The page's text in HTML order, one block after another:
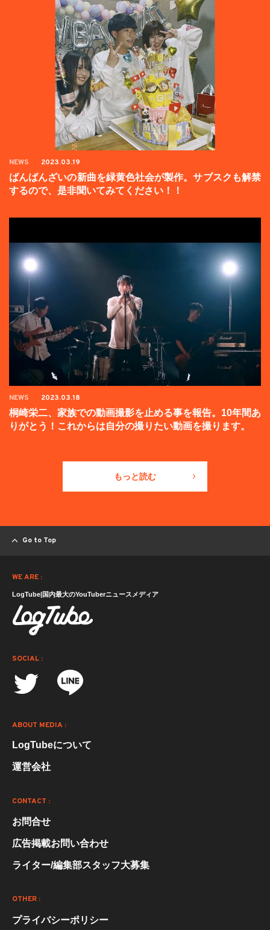
NEWS 2023.03.19
ばんばんざいの新曲を緑黄色社会が製作。サブスクも解禁
するので、是非聞いてみてください！！
NEWS 2023.03.18
桐崎栄二、家族での動画撮影を止める事を報告。10年間あ
りがとう！これからは自分の撮りたい動画を撮ります。
もっと読む
Go to Top
WE ARE :
LogTube|国内最大のYouTuberニュースメディア
SOCIAL :
ABOUT MEDIA :
LogTubeについて
運営会社
CONTACT :
お問合せ
広告掲載お問い合わせ
ライター/編集部スタッフ大募集
OTHER :
プライバシーポリシー